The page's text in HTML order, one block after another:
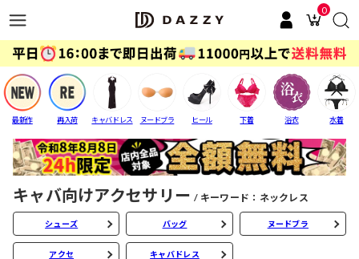
0
最新作 再入荷 キャバドレス ヌードブラ ヒール 下着 浴衣 水着
キャバ向けアクセサリー キーワード：ネックレス
シューズ バッグ ヌードブラ
アクセ キャバドレス